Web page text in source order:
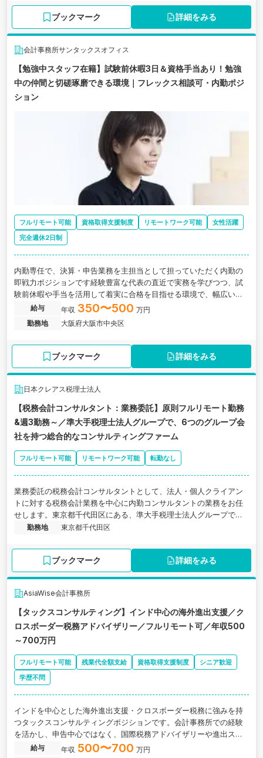
ブックマーク 詳細をみる
会計事務所サンタックスオフィス
【勉強中スタッフ在籍】試験前休暇3日＆資格手当あり！勉強
中の仲間と切磋琢磨できる環境｜フレックス相談可・内勤ポジ
ション
フルリモート可能 資格取得支援制度 リモートワーク可能
女性活躍
完全週休2日制
内勤専任で、決算・申告業務を主担当として担っていただく内勤の
即戦力ポジションです経験豊富な代表の直近で実務を学びつつ、試
験前休暇や手当を活用して着実に合格を目指せる環境で、幅広い実
務をお任せします。
給与 年収 350〜500 万円
勤務地
大阪府大阪市中央区
ブックマーク 詳細をみる
日本クレアス税理士法人
【税務会計コンサルタント：業務委託】原則フルリモート勤務
&週3勤務～／準大手税理士法人グループで、6つのグループ会
社を持つ総合的なコンサルティングファーム
フルリモート可能 リモートワーク可能 転勤なし
業務委託の税務会計コンサルタントとして、法人・個人クライアン
トに対する税務会計業務を中心に内勤コンサルタントの業務をお任
せします。東京都千代田区にある、準大手税理士法人グループで、6
つのグループ会社を持つ総合的なコンサルティングファームの求人
勤務地 東京都千代田区
ブックマーク 詳細をみる
AsiaWise会計事務所
【タックスコンサルティング】インド中心の海外進出支援／ク
ロスボーダー税務アドバイザリー／フルリモート可／年収500
～700万円
フルリモート可能 残業代全額支給 資格取得支援制度
シニア歓迎
学歴不問
インドを中心とした海外進出支援・クロスボーダー税務に強みを持
つタックスコンサルティングポジションです。会計事務所での経験
を活かし、申告中心ではなく、国際税務アドバイザリーや進出スキ
ームの検討など上流の税務コンサルティング業務を担当いただきま
給与 年収 500〜700 万円